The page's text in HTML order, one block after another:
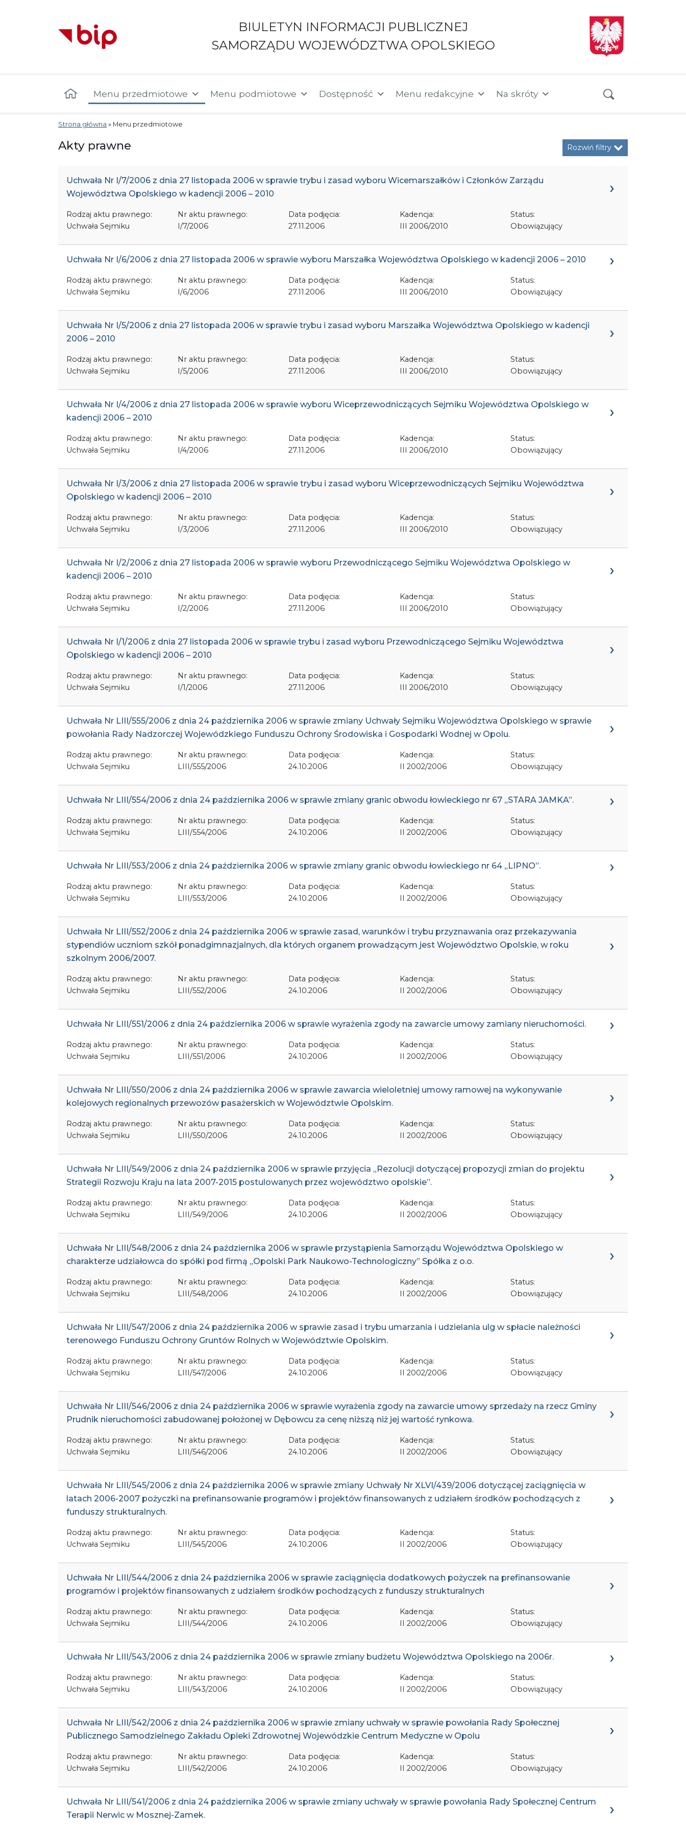
BIULETYN INFORMACJI PUBLICZNEJ
SAMORZĄDU WOJEWÓDZTWA OPOLSKIEGO
Menu przedmiotowe Menu podmiotowe Dostępność Menu redakcyjne Na skróty
Strona główna » Menu przedmiotowe
Akty prawne Rozwiń filtry
Uchwała Nr I/7/2006 z dnia 27 listopada 2006 w sprawie trybu i zasad wyboru Wicemarszałków i Członków Zarządu
Województwa Opolskiego w kadencji 2006 – 2010
Rodzaj aktu prawnego:
Uchwała Sejmiku
Nr aktu prawnego:
I/7/2006
Data podjęcia:
27.11.2006
Kadencja:
III 2006/2010
Status:
Obowiązujący
Uchwała Nr I/6/2006 z dnia 27 listopada 2006 w sprawie wyboru Marszałka Województwa Opolskiego w kadencji 2006 – 2010
Rodzaj aktu prawnego:
Uchwała Sejmiku
Nr aktu prawnego:
I/6/2006
Data podjęcia:
27.11.2006
Kadencja:
III 2006/2010
Status:
Obowiązujący
Uchwała Nr I/5/2006 z dnia 27 listopada 2006 w sprawie trybu i zasad wyboru Marszałka Województwa Opolskiego w kadencji
2006 – 2010
Rodzaj aktu prawnego:
Uchwała Sejmiku
Nr aktu prawnego:
I/5/2006
Data podjęcia:
27.11.2006
Kadencja:
III 2006/2010
Status:
Obowiązujący
Uchwała Nr I/4/2006 z dnia 27 listopada 2006 w sprawie wyboru Wiceprzewodniczących Sejmiku Województwa Opolskiego w
kadencji 2006 – 2010
Rodzaj aktu prawnego:
Uchwała Sejmiku
Nr aktu prawnego:
I/4/2006
Data podjęcia:
27.11.2006
Kadencja:
III 2006/2010
Status:
Obowiązujący
Uchwała Nr I/3/2006 z dnia 27 listopada 2006 w sprawie trybu i zasad wyboru Wiceprzewodniczących Sejmiku Województwa
Opolskiego w kadencji 2006 – 2010
Rodzaj aktu prawnego:
Uchwała Sejmiku
Nr aktu prawnego:
I/3/2006
Data podjęcia:
27.11.2006
Kadencja:
III 2006/2010
Status:
Obowiązujący
Uchwała Nr I/2/2006 z dnia 27 listopada 2006 w sprawie wyboru Przewodniczącego Sejmiku Województwa Opolskiego w
kadencji 2006 – 2010
Rodzaj aktu prawnego:
Uchwała Sejmiku
Nr aktu prawnego:
I/2/2006
Data podjęcia:
27.11.2006
Kadencja:
III 2006/2010
Status:
Obowiązujący
Uchwała Nr I/1/2006 z dnia 27 listopada 2006 w sprawie trybu i zasad wyboru Przewodniczącego Sejmiku Województwa
Opolskiego w kadencji 2006 – 2010
Rodzaj aktu prawnego:
Uchwała Sejmiku
Nr aktu prawnego:
I/1/2006
Data podjęcia:
27.11.2006
Kadencja:
III 2006/2010
Status:
Obowiązujący
Uchwała Nr LIII/555/2006 z dnia 24 października 2006 w sprawie zmiany Uchwały Sejmiku Województwa Opolskiego w sprawie
powołania Rady Nadzorczej Wojewódzkiego Funduszu Ochrony Środowiska i Gospodarki Wodnej w Opolu.
Rodzaj aktu prawnego:
Uchwała Sejmiku
Nr aktu prawnego:
LIII/555/2006
Data podjęcia:
24.10.2006
Kadencja:
II 2002/2006
Status:
Obowiązujący
Uchwała Nr LIII/554/2006 z dnia 24 października 2006 w sprawie zmiany granic obwodu łowieckiego nr 67 „STARA JAMKA”.
Rodzaj aktu prawnego:
Uchwała Sejmiku
Nr aktu prawnego:
LIII/554/2006
Data podjęcia:
24.10.2006
Kadencja:
II 2002/2006
Status:
Obowiązujący
Uchwała Nr LIII/553/2006 z dnia 24 października 2006 w sprawie zmiany granic obwodu łowieckiego nr 64 „LIPNO”.
Rodzaj aktu prawnego:
Uchwała Sejmiku
Nr aktu prawnego:
LIII/553/2006
Data podjęcia:
24.10.2006
Kadencja:
II 2002/2006
Status:
Obowiązujący
Uchwała Nr LIII/552/2006 z dnia 24 października 2006 w sprawie zasad, warunków i trybu przyznawania oraz przekazywania
stypendiów uczniom szkół ponadgimnazjalnych, dla których organem prowadzącym jest Województwo Opolskie, w roku
szkolnym 2006/2007.
Rodzaj aktu prawnego:
Uchwała Sejmiku
Nr aktu prawnego:
LIII/552/2006
Data podjęcia:
24.10.2006
Kadencja:
II 2002/2006
Status:
Obowiązujący
Uchwała Nr LIII/551/2006 z dnia 24 października 2006 w sprawie wyrażenia zgody na zawarcie umowy zamiany nieruchomości.
Rodzaj aktu prawnego:
Uchwała Sejmiku
Nr aktu prawnego:
LIII/551/2006
Data podjęcia:
24.10.2006
Kadencja:
II 2002/2006
Status:
Obowiązujący
Uchwała Nr LIII/550/2006 z dnia 24 października 2006 w sprawie zawarcia wieloletniej umowy ramowej na wykonywanie
kolejowych regionalnych przewozów pasażerskich w Województwie Opolskim.
Rodzaj aktu prawnego:
Uchwała Sejmiku
Nr aktu prawnego:
LIII/550/2006
Data podjęcia:
24.10.2006
Kadencja:
II 2002/2006
Status:
Obowiązujący
Uchwała Nr LIII/549/2006 z dnia 24 października 2006 w sprawie przyjęcia „Rezolucji dotyczącej propozycji zmian do projektu
Strategii Rozwoju Kraju na lata 2007-2015 postulowanych przez województwo opolskie”.
Rodzaj aktu prawnego:
Uchwała Sejmiku
Nr aktu prawnego:
LIII/549/2006
Data podjęcia:
24.10.2006
Kadencja:
II 2002/2006
Status:
Obowiązujący
Uchwała Nr LIII/548/2006 z dnia 24 października 2006 w sprawie przystąpienia Samorządu Województwa Opolskiego w
charakterze udziałowca do spółki pod firmą „Opolski Park Naukowo-Technologiczny” Spółka z o.o.
Rodzaj aktu prawnego:
Uchwała Sejmiku
Nr aktu prawnego:
LIII/548/2006
Data podjęcia:
24.10.2006
Kadencja:
II 2002/2006
Status:
Obowiązujący
Uchwała Nr LIII/547/2006 z dnia 24 października 2006 w sprawie zasad i trybu umarzania i udzielania ulg w spłacie należności
terenowego Funduszu Ochrony Gruntów Rolnych w Województwie Opolskim.
Rodzaj aktu prawnego:
Uchwała Sejmiku
Nr aktu prawnego:
LIII/547/2006
Data podjęcia:
24.10.2006
Kadencja:
II 2002/2006
Status:
Obowiązujący
Uchwała Nr LIII/546/2006 z dnia 24 października 2006 w sprawie wyrażenia zgody na zawarcie umowy sprzedaży na rzecz Gminy
Prudnik nieruchomości zabudowanej położonej w Dębowcu za cenę niższą niż jej wartość rynkowa.
Rodzaj aktu prawnego:
Uchwała Sejmiku
Nr aktu prawnego:
LIII/546/2006
Data podjęcia:
24.10.2006
Kadencja:
II 2002/2006
Status:
Obowiązujący
Uchwała Nr LIII/545/2006 z dnia 24 października 2006 w sprawie zmiany Uchwały Nr XLVI/439/2006 dotyczącej zaciągnięcia w
latach 2006-2007 pożyczki na prefinansowanie programów i projektów finansowanych z udziałem środków pochodzących z
funduszy strukturalnych.
Rodzaj aktu prawnego:
Uchwała Sejmiku
Nr aktu prawnego:
LIII/545/2006
Data podjęcia:
24.10.2006
Kadencja:
II 2002/2006
Status:
Obowiązujący
Uchwała Nr LIII/544/2006 z dnia 24 października 2006 w sprawie zaciągnięcia dodatkowych pożyczek na prefinansowanie
programów i projektów finansowanych z udziałem środków pochodzących z funduszy strukturalnych
Rodzaj aktu prawnego:
Uchwała Sejmiku
Nr aktu prawnego:
LIII/544/2006
Data podjęcia:
24.10.2006
Kadencja:
II 2002/2006
Status:
Obowiązujący
Uchwała Nr LIII/543/2006 z dnia 24 października 2006 w sprawie zmiany budżetu Województwa Opolskiego na 2006r.
Rodzaj aktu prawnego:
Uchwała Sejmiku
Nr aktu prawnego:
LIII/543/2006
Data podjęcia:
24.10.2006
Kadencja:
II 2002/2006
Status:
Obowiązujący
Uchwała Nr LIII/542/2006 z dnia 24 października 2006 w sprawie zmiany uchwały w sprawie powołania Rady Społecznej
Publicznego Samodzielnego Zakładu Opieki Zdrowotnej Wojewódzkie Centrum Medyczne w Opolu
Rodzaj aktu prawnego:
Uchwała Sejmiku
Nr aktu prawnego:
LIII/542/2006
Data podjęcia:
24.10.2006
Kadencja:
II 2002/2006
Status:
Obowiązujący
Uchwała Nr LIII/541/2006 z dnia 24 października 2006 w sprawie zmiany uchwały w sprawie powołania Rady Społecznej Centrum
Terapii Nerwic w Mosznej-Zamek.